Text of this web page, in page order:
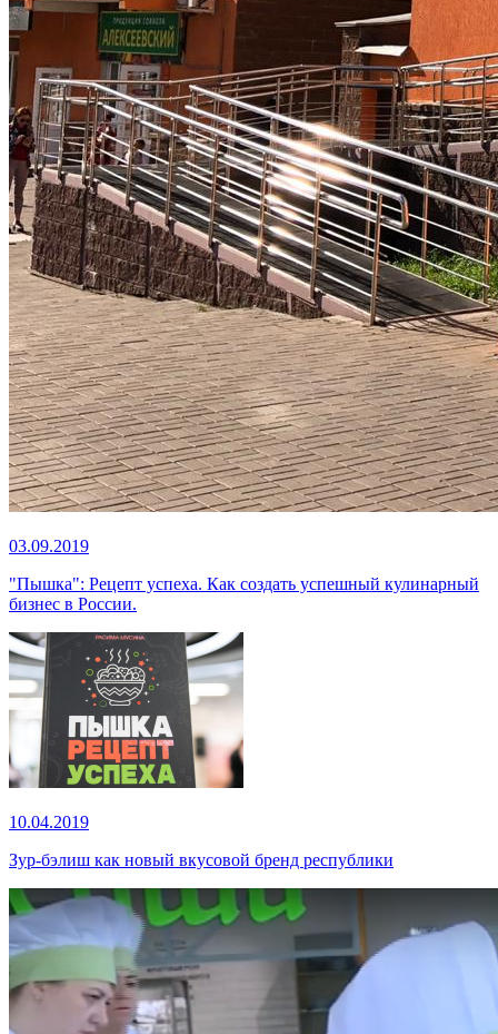
03.09.2019
"Пышка": Рецепт успеха. Как создать успешный кулинарный
бизнес в России.
10.04.2019
Зур-бэлиш как новый вкусовой бренд республики